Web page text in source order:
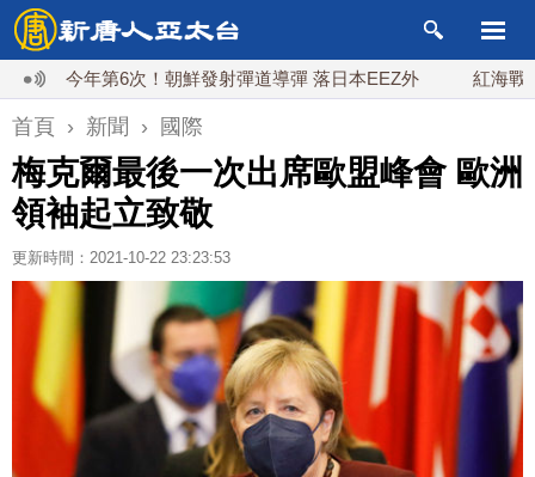
今年第6次！朝鮮發射彈道導彈 落日本EEZ外 紅海戰火續
首頁 › 新聞 › 國際
梅克爾最後一次出席歐盟峰會 歐洲
領袖起立致敬
更新時間：2021-10-22 23:23:53